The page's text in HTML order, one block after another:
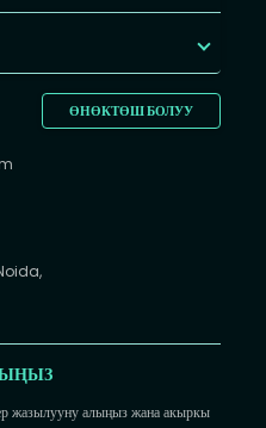
ӨНӨКТӨШ БОЛУУ
жазылууну алыңыз жана акыркы